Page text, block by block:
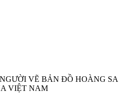
VẼ BẢN ĐỒ HOÀNG SA
VIỆT NAM